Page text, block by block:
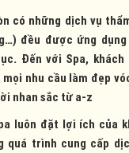
có những dịch vụ
đều được ứng dụng
Đến với Spa, khách
nhu cầu làm đẹp
nhan sắc từ a-z
luôn đặt lợi ích của
quá trình cung cấp